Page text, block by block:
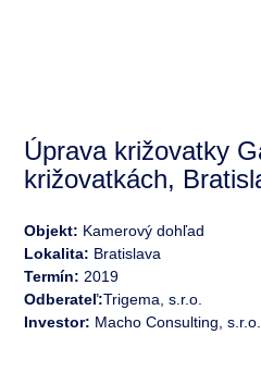
Úprava križovatky
križovatkách,
Objekt: Kamerový dohľad
Lokalita: Bratislava
Termín: 2019
Odberateľ:Trigema, s.r.o.
Investor: Macho Consulting, s.r.o.